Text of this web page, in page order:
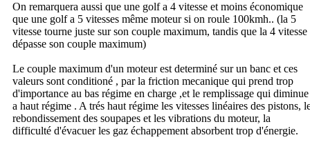
On remarquera aussi que une golf a 4 vitesse et moins économique
que une golf a 5 vitesses même moteur si on roule 100kmh.. (la 5
vitesse tourne juste sur son couple maximum, tandis que la 4 vitesse
dépasse son couple maximum)
Le couple maximum d'un moteur est determiné sur un banc et ces
valeurs sont conditioné , par la friction mecanique qui prend trop
d'importance au bas régime en charge ,et le remplissage qui diminue
a haut régime . A trés haut régime les vitesses linéaires des pistons,
rebondissement des soupapes et les vibrations du moteur, la
difficulté d'évacuer les gaz échappement absorbent trop d'énergie.